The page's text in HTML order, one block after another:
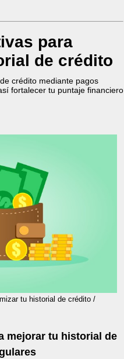
para
de crédito
crédito mediante pagos
fortalecer tu puntaje financiero
tu historial de crédito /
mejorar tu historial de